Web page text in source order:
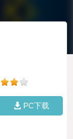
PC下载